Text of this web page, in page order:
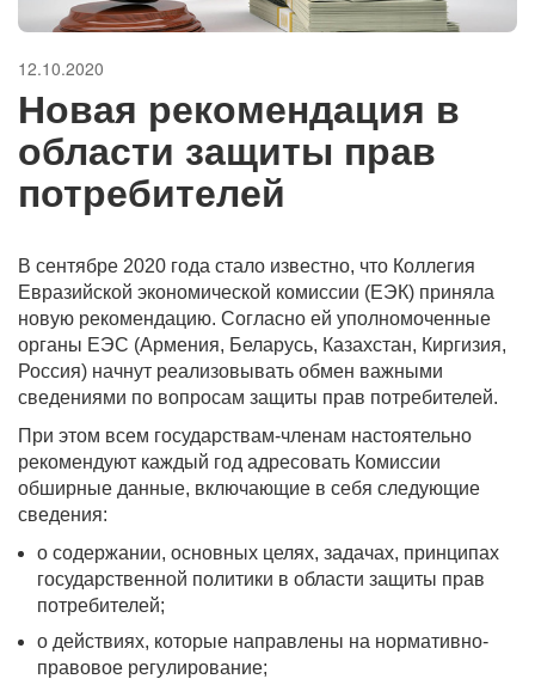
12.10.2020
Новая рекомендация в
области защиты прав
потребителей
В сентябре 2020 года стало известно, что Коллегия
Евразийской экономической комиссии (ЕЭК) приняла
новую рекомендацию. Согласно ей уполномоченные
органы ЕЭС (Армения, Беларусь, Казахстан, Киргизия,
Россия) начнут реализовывать обмен важными
сведениями по вопросам защиты прав потребителей.
При этом всем государствам-членам настоятельно
рекомендуют каждый год адресовать Комиссии
обширные данные, включающие в себя следующие
сведения:
о содержании, основных целях, задачах, принципах
государственной политики в области защиты прав
потребителей;
о действиях, которые направлены на нормативно-
правовое регулирование;